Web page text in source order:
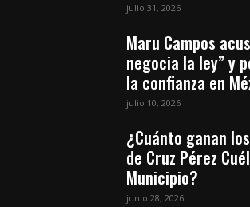
julio 31, 2026
Maru Campos
negocia la ley” y
la confianza en
julio 10, 2026
¿Cuánto ganan
de Cruz Pérez
Municipio?
junio 28, 2026